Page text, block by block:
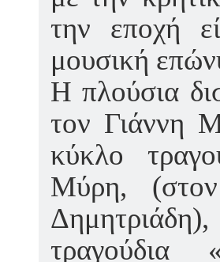
την εποχή
μουσική
Η πλούσια
τον Γιάννη
κύκλο
Μύρη,